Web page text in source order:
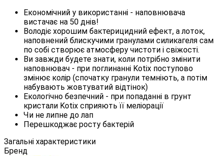
Економічний у використанні - наповнювача
вистачає на 50 днів!
Володіє хорошим бактерицидний ефект, а лоток,
наповнений блискучими гранулами силикагеля сам
по собі створює атмосферу чистоти і свіжості.
Ви завжди будете знати, коли потрібно змінити
наповнювач - при поглинанні Kotix поступово
змінює колір (спочатку гранули темніють, а потім
набувають жовтуватий відтінок)
Екологічно безпечний - при попаданні в грунт
кристали Kotix сприяють її меліорації
Чи не липне до лап
Перешкоджає росту бактерій
Загальні характеристики
Бренд